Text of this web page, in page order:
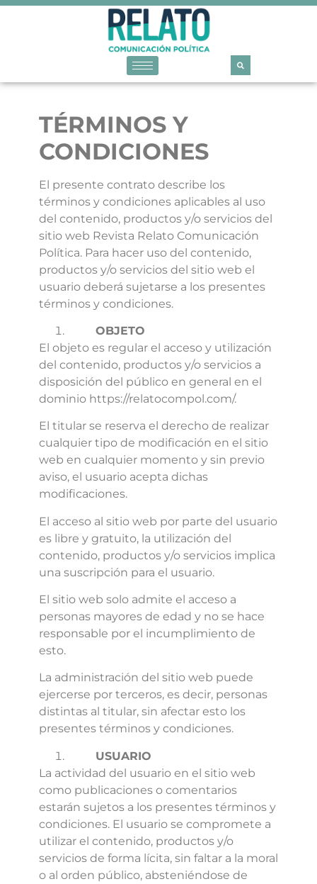
TÉRMINOS Y
CONDICIONES
El presente contrato describe los
términos y condiciones aplicables al uso
del contenido, productos y/o servicios del
sitio web Revista Relato Comunicación
Política. Para hacer uso del contenido,
productos y/o servicios del sitio web el
usuario deberá sujetarse a los presentes
términos y condiciones.
OBJETO
El objeto es regular el acceso y utilización
del contenido, productos y/o servicios a
disposición del público en general en el
dominio https://relatocompol.com/.
El titular se reserva el derecho de realizar
cualquier tipo de modificación en el sitio
web en cualquier momento y sin previo
aviso, el usuario acepta dichas
modificaciones.
El acceso al sitio web por parte del usuario
es libre y gratuito, la utilización del
contenido, productos y/o servicios implica
una suscripción para el usuario.
El sitio web solo admite el acceso a
personas mayores de edad y no se hace
responsable por el incumplimiento de
esto.
La administración del sitio web puede
ejercerse por terceros, es decir, personas
distintas al titular, sin afectar esto los
presentes términos y condiciones.
USUARIO
La actividad del usuario en el sitio web
como publicaciones o comentarios
estarán sujetos a los presentes términos y
condiciones. El usuario se compromete a
utilizar el contenido, productos y/o
servicios de forma lícita, sin faltar a la moral
o al orden público, absteniéndose de